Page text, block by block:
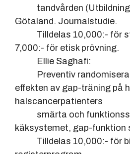
tandvården
Götaland. Journalstudie.
Tilldelas 10,000:- för
7,000:- för etisk prövning.
Ellie Saghafi:
Preventiv
effekten av gap-träning på
halscancerpatienters
smärta och
käksystemet, gap-funktion
Tilldelas 10,000:- för